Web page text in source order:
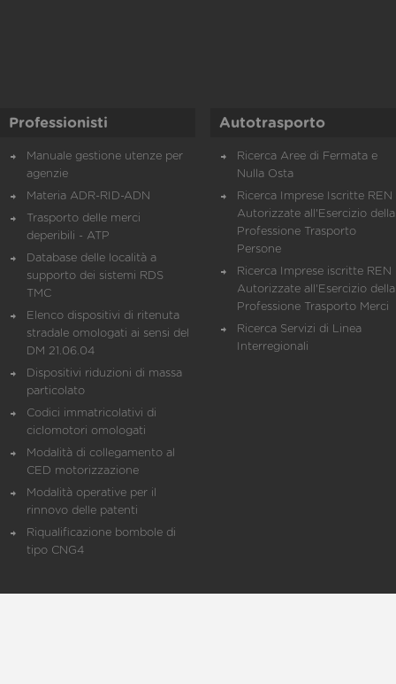
Professionisti
Manuale gestione utenze per
agenzie
Materia ADR-RID-ADN
Trasporto delle merci
deperibili - ATP
Database delle località a
supporto dei sistemi RDS
TMC
Elenco dispositivi di ritenuta
stradale omologati ai sensi del
DM 21.06.04
Dispositivi riduzioni di massa
particolato
Codici immatricolativi di
ciclomotori omologati
Modalità di collegamento al
CED motorizzazione
Modalità operative per il
rinnovo delle patenti
Riqualificazione bombole di
tipo CNG4
Autotrasporto
Ricerca Aree di Fermata e
Nulla Osta
Ricerca Imprese Iscritte REN
Autorizzate all'Esercizio della
Professione Trasporto
Persone
Ricerca Imprese iscritte REN
Autorizzate all'Esercizio della
Professione Trasporto Merci
Ricerca Servizi di Linea
Interregionali